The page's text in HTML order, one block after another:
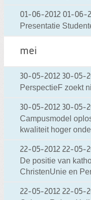
01-06-2012 01-06-
Presentatie
mei
30-05-2012 30-05-
PerspectieF zoekt
30-05-2012 30-05-
Campusmodel
kwaliteit hoger
22-05-2012 22-05-
De positie van
ChristenUnie en
22-05-2012 22-05-